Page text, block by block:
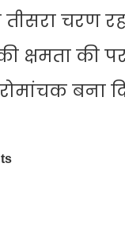
तीसरा चरण
क्षमता की
बना